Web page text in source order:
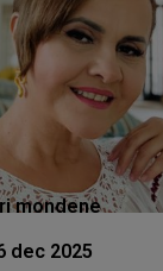
mondene
dec 2025